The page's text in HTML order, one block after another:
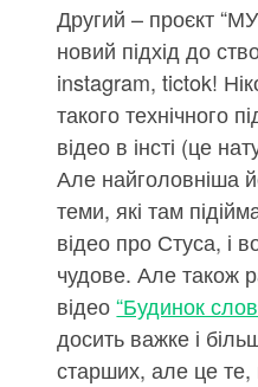
Другий – проєкт
новий підхід до
instagram, tictok!
такого технічного
відео в інсті (це
Але найголовніша
теми, які там
відео про Стуса, і
чудове. Але також
відео“Будинок
досить важке і
старших, але це